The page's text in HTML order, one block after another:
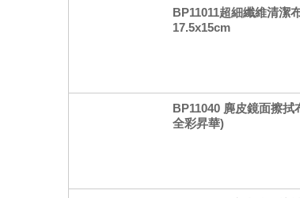
BP11011超細纖維清潔
17.5x15cm
BP11040 麂皮鏡面擦拭
全彩昇華)